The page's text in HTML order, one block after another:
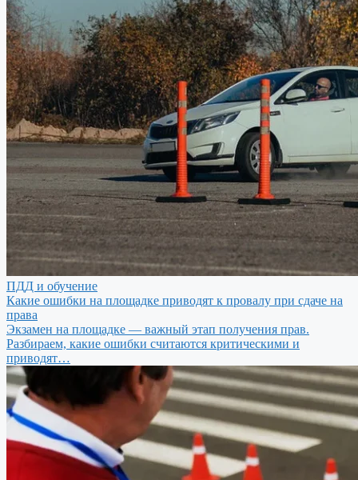
ПДД и обучение
Какие ошибки на площадке приводят к провалу при сдаче на
права
Экзамен на площадке — важный этап получения прав.
Разбираем, какие ошибки считаются критическими и
приводят…